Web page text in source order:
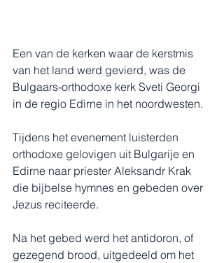
Een van de kerken waar de kerstmis
van het land werd gevierd, was de
Bulgaars-orthodoxe kerk Sveti Georgi
in de regio Edirne in het noordwesten.
Tijdens het evenement luisterden
orthodoxe gelovigen uit Bulgarije en
Edirne naar priester Aleksandr Krak
die bijbelse hymnes en gebeden over
Jezus reciteerde.
Na het gebed werd het antidoron, of
gezegend brood, uitgedeeld om het